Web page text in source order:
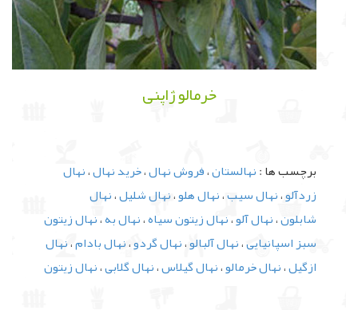
خرمالو ژاپنی
برچسب ها :نهالستان،فروش نهال،خرید نهال،نهال
زردآلو،نهال سیب،نهال هلو،نهال شلیل،نهال
شابلون،نهال آلو،نهال زیتون سیاه،نهال به،نهال زیتون
سبز اسپانیایی،نهال آلبالو،نهال گردو،نهال بادام،نهال
ازگیل،نهال خرمالو،نهال گیلاس،نهال گلابی،نهال زیتون